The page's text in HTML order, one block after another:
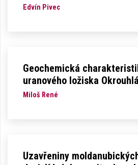
Edvín Pivec
Geochemická
uranového ložiska
Miloš René
Uzavřeniny